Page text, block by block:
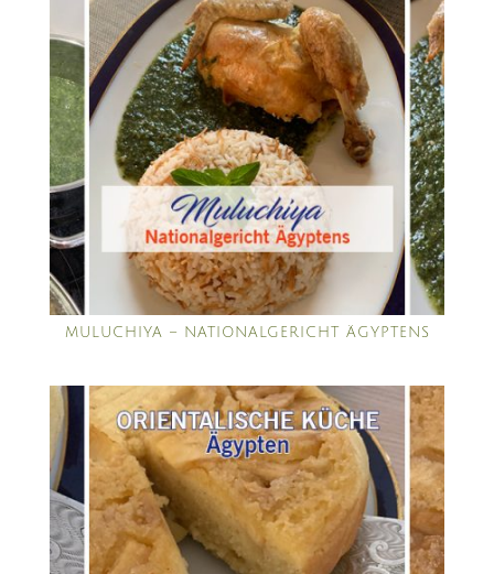
MULUCHIYA – NATIONALGERICHT ÄGYPTENS